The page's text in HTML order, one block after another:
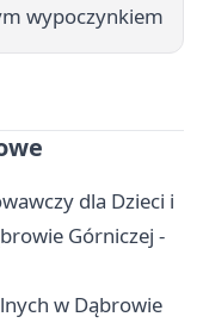
wypoczynkiem
dla Dzieci i
Górniczej -
w Dąbrowie